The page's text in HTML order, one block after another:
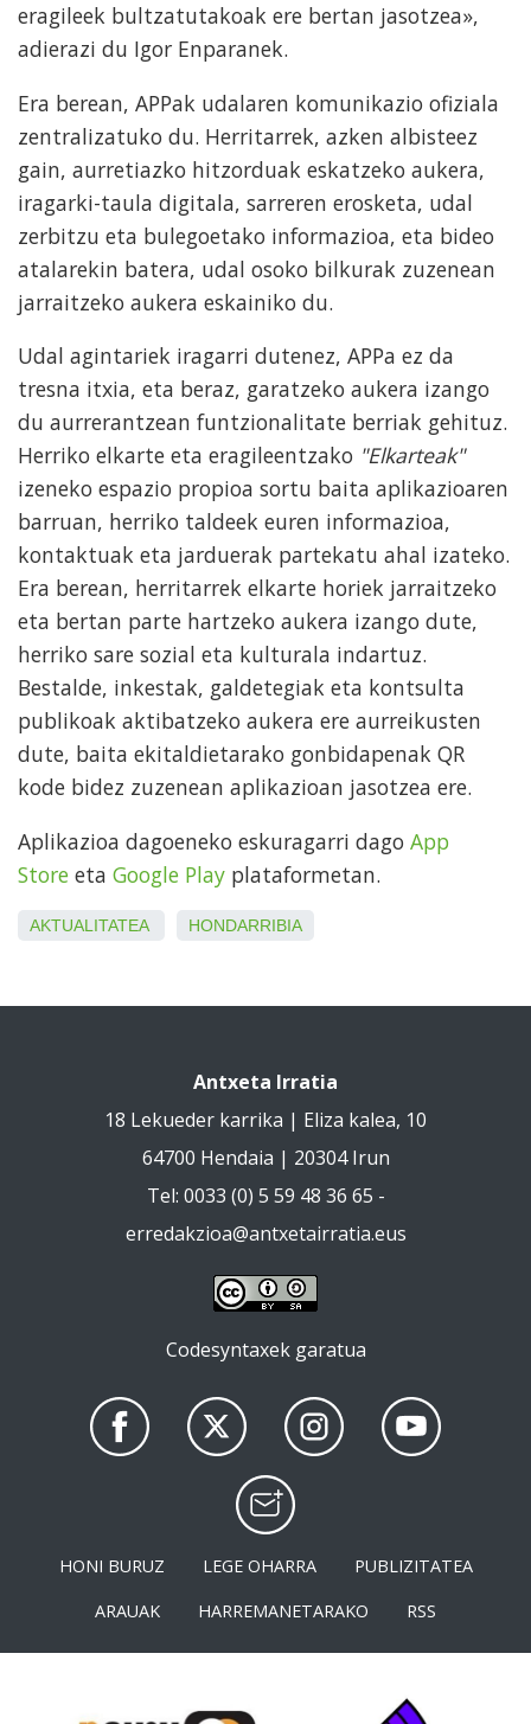
eragileek bultzatutakoak ere bertan jasotzea»,
adierazi du Igor Enparanek.
Era berean, APPak udalaren komunikazio ofiziala
zentralizatuko du. Herritarrek, azken albisteez
gain, aurretiazko hitzorduak eskatzeko aukera,
iragarki-taula digitala, sarreren erosketa, udal
zerbitzu eta bulegoetako informazioa, eta bideo
atalarekin batera, udal osoko bilkurak zuzenean
jarraitzeko aukera eskainiko du.
Udal agintariek iragarri dutenez, APPa ez da
tresna itxia, eta beraz, garatzeko aukera izango
du aurrerantzean funtzionalitate berriak gehituz.
Herriko elkarte eta eragileentzako "Elkarteak"
izeneko espazio propioa sortu baita aplikazioaren
barruan, herriko taldeek euren informazioa,
kontaktuak eta jarduerak partekatu ahal izateko.
Era berean, herritarrek elkarte horiek jarraitzeko
eta bertan parte hartzeko aukera izango dute,
herriko sare sozial eta kulturala indartuz.
Bestalde, inkestak, galdetegiak eta kontsulta
publikoak aktibatzeko aukera ere aurreikusten
dute, baita ekitaldietarako gonbidapenak QR
kode bidez zuzenean aplikazioan jasotzea ere.
Aplikazioa dagoeneko eskuragarri dago App
Store eta Google Play plataformetan.
AKTUALITATEA HONDARRIBIA
Antxeta Irratia
18 Lekueder karrika | Eliza kalea, 10
64700 Hendaia | 20304 Irun
Tel: 0033 (0) 5 59 48 36 65 -
erredakzioa@antxetairratia.eus
Codesyntaxek garatua
HONI BURUZ LEGE OHARRA
PUBLIZITATEA
ARAUAK
HARREMANETARAKO RSS